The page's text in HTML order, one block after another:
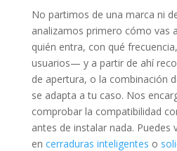
No partimos de una marca ni
analizamos primero cómo vas
quién entra, con qué
usuarios— y a partir de ahí
de apertura, o la combinación
se adapta a tu caso. Nos
comprobar la compatibilidad
antes de instalar nada. Puedes
en cerraduras inteligentes o